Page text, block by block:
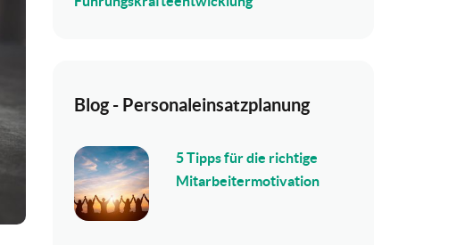
Blog - Personaleinsatzplanung
5 Tipps für die richtige
Mitarbeitermotivation